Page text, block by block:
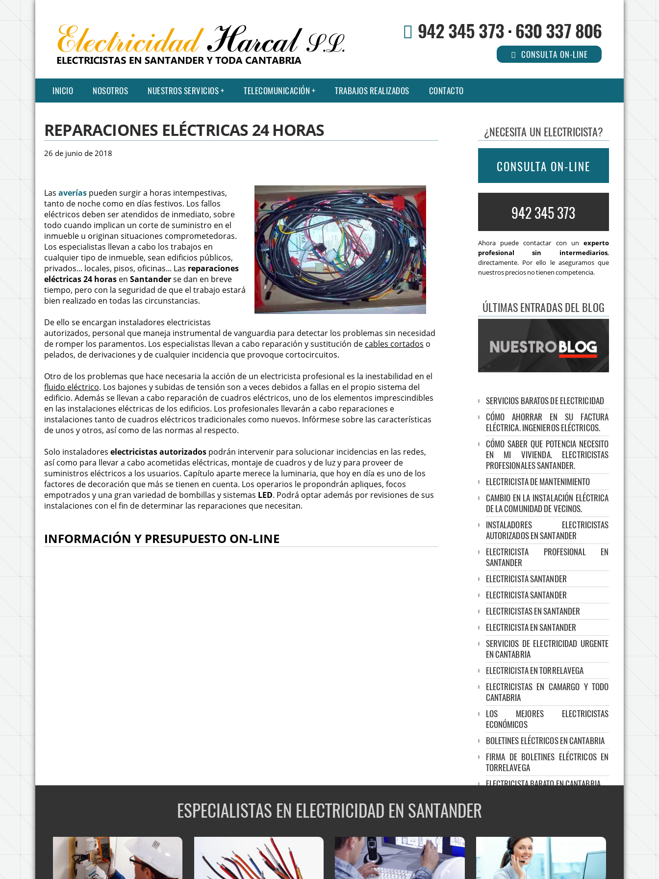
942 345 373·630 337 806
CONSULTA ON-LINE
INICIO NOSOTROS NUESTROS SERVICIOS TELECOMUNICACIÓN TRABAJOS REALIZADOS CONTACTO
REPARACIONES ELÉCTRICAS 24 HORAS
26 de junio de 2018
Las averías pueden surgir a horas intempestivas,
tanto de noche como en días festivos. Los fallos
eléctricos deben ser atendidos de inmediato, sobre
todo cuando implican un corte de suministro en el
inmueble u originan situaciones comprometedoras.
Los especialistas llevan a cabo los trabajos en
cualquier tipo de inmueble, sean edificios públicos,
privados... locales, pisos, oficinas... Las reparaciones
eléctricas 24 horas en Santanderse dan en breve
tiempo, pero con la seguridad de que el trabajo estará
bien realizado en todas las circunstancias.
De ello se encargan instaladores electricistas
autorizados, personal que maneja instrumental de vanguardia para detectar los problemas sin necesidad
de romper los paramentos. Los especialistas llevan a cabo reparación y sustitución de cables cortados o
pelados, de derivaciones y de cualquier incidencia que provoque cortocircuitos.
Otro de los problemas que hace necesaria la acción de un electricista profesional es la inestabilidad en el
fluido eléctrico. Los bajones y subidas de tensión son a veces debidos a fallas en el propio sistema del
edificio. Además se llevan a cabo reparación de cuadros eléctricos, uno de los elementos imprescindibles
en las instalaciones eléctricas de los edificios. Los profesionales llevarán a cabo reparaciones e
instalaciones tanto de cuadros eléctricos tradicionales como nuevos. Infórmese sobre las características
de unos y otros, así como de las normas al respecto.
Solo instaladores electricistas autorizados podrán intervenir para solucionar incidencias en las redes,
así como para llevar a cabo acometidas eléctricas, montaje de cuadros y de luz y para proveer de
suministros eléctricos a los usuarios. Capítulo aparte merece la luminaria, que hoy en día es uno de los
factores de decoración que más se tienen en cuenta. Los operarios le propondrán apliques, focos
empotrados y una gran variedad de bombillas y sistemas LED. Podrá optar además por revisiones de sus
instalaciones con el fin de determinar las reparaciones que necesitan.
INFORMACIÓN Y PRESUPUESTO ON-LINE
¿NECESITA UN ELECTRICISTA?
CONSULTA ON-LINE
942 345 373
Ahora puede contactar con unexperto
profesional sin intermediarios,
directamente. Por ello le aseguramos que
nuestros precios no tienen competencia.
ÚLTIMAS ENTRADAS DEL BLOG
SERVICIOS BARATOS DE ELECTRICIDAD
CÓMO AHORRAR EN SU FACTURA
ELÉCTRICA. INGENIEROS ELÉCTRICOS.
CÓMO SABER QUE POTENCIA NECESITO
EN MI VIVIENDA. ELECTRICISTAS
PROFESIONALES SANTANDER.
ELECTRICISTA DE MANTENIMIENTO
CAMBIO EN LA INSTALACIÓN ELÉCTRICA
DE LA COMUNIDAD DE VECINOS.
INSTALADORES ELECTRICISTAS
AUTORIZADOS EN SANTANDER
ELECTRICISTA PROFESIONAL EN
SANTANDER
ELECTRICISTA SANTANDER
ELECTRICISTA SANTANDER
ELECTRICISTAS EN SANTANDER
ELECTRICISTA EN SANTANDER
SERVICIOS DE ELECTRICIDAD URGENTE
EN CANTABRIA
ELECTRICISTA EN TORRELAVEGA
ELECTRICISTAS EN CAMARGO Y TODO
CANTABRIA
LOS MEJORES ELECTRICISTAS
ECONÓMICOS
BOLETINES ELÉCTRICOS EN CANTABRIA
FIRMA DE BOLETINES ELÉCTRICOS EN
TORRELAVEGA
ELECTRICISTA BARATO EN CANTABRIA
BARATOS EN SANTANDER Y CANTABRIA
INSTALACIONES ELÉCTRICAS
FIRMA DE BOLETINES ELÉCTRICOS
ESPECIALISTAS EN ELECTRICIDAD EN SANTANDER